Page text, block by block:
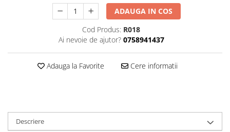
ADAUGA IN COS
Cod Produs: R018
Ai nevoie de ajutor? 0758941437
Adauga la Favorite Cere informatii
Descriere